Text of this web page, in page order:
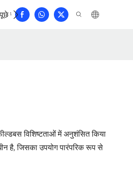
जाने वाले प्रश्न
विशिष्टताओं में अनुशंसित किया
है, जिसका उपयोग पारंपरिक रूप से